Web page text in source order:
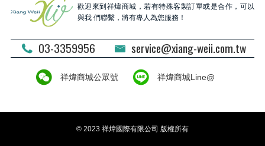
歡迎來到祥煒商城，若有特殊客製訂單或是合作，可以
與我 們聯繫，將有專人為您服務！
03-3359956 service@xiang-weii.com.tw
祥煒商城公眾號 祥煒商城Line@
© 2023 祥煒國際有限公司 版權所有